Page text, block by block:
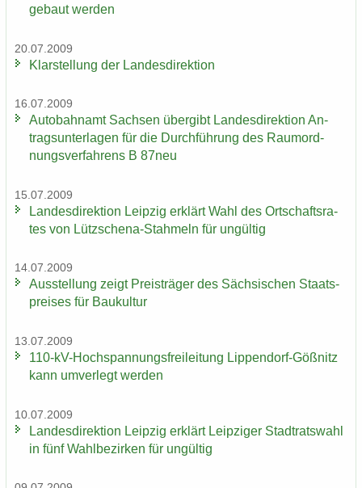
ge­baut wer­den
20.07.2009
Klar­stel­lung der Lan­des­di­rek­ti­on
16.07.2009
Au­to­bahn­amt Sach­sen über­gibt Lan­des­di­rek­ti­on An­
trags­un­ter­la­gen für die Durch­füh­rung des Raum­ord­
nungs­ver­fah­rens B 87neu
15.07.2009
Lan­des­di­rek­ti­on Leip­zig er­klärt Wahl des Ort­schafts­ra­
tes von Lützschena-​Stahmeln für un­gül­tig
14.07.2009
Aus­stel­lung zeigt Preis­trä­ger des Säch­si­schen Staats­
prei­ses für Bau­kul­tur
13.07.2009
110-​kV-Hochspannungsfreileitung Lippendorf-​Gößnitz
kann um­ver­legt wer­den
10.07.2009
Lan­des­di­rek­ti­on Leip­zig er­klärt Leip­zi­ger Stadt­rats­wahl
in fünf Wahl­be­zir­ken für un­gül­tig